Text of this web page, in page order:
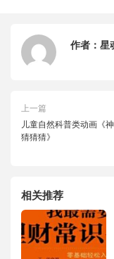
作者： 星
上一篇
儿童自然科普类动画《
猜猜猜》
相关推荐